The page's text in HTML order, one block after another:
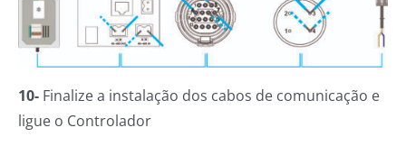
10- Finalize a instalação dos cabos de comunicação e
ligue o Controlador